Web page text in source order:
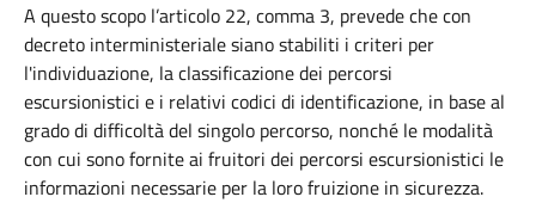
A questo scopo l’articolo 22, comma 3, prevede che con
decreto interministeriale siano stabiliti i criteri per
l'individuazione, la classificazione dei percorsi
escursionistici e i relativi codici di identificazione, in base al
grado di difficoltà del singolo percorso, nonché le modalità
con cui sono fornite ai fruitori dei percorsi escursionistici le
informazioni necessarie per la loro fruizione in sicurezza.